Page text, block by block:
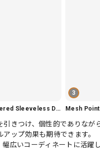
Round Neck Tiered Sleeveless Dress V2290
3
Mesh
きつけ、個性的でありなが
ップ効果も期待できます。
広いコーディネートに活躍